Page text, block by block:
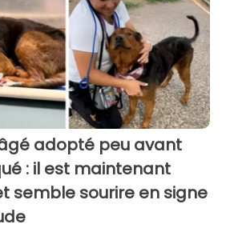
adopté peu avant
: il est maintenant
semble sourire en signe